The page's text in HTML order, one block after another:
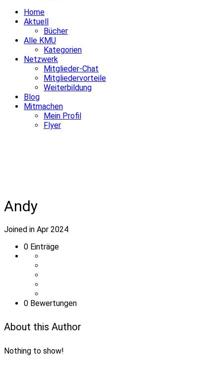
Home
Aktuell
Bücher
Alle KMU
Kategorien
Netzwerk
Mitglieder-Chat
Mitgliedervorteile
Weiterbildung
Blog
Mitmachen
Mein Profil
Flyer
Andy
Joined in Apr 2024
0 Einträge
0 Bewertungen
About this Author
Nothing to show!